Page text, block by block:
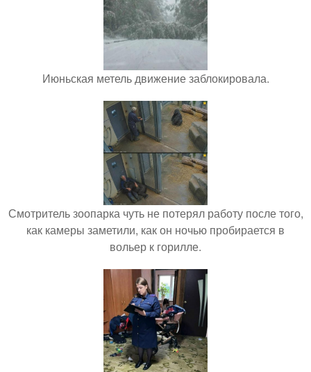
Июньская метель движение заблокировала.
Смотритель зоопарка чуть не потерял работу после того,
как камеры заметили, как он ночью пробирается в
вольер к горилле.